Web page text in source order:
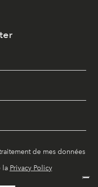
de mes données
la Privacy Policy